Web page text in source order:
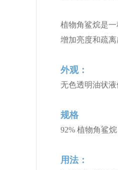
植物角鲨烷是
增加亮度和疏
外观：
无色透明油状液
规格
92% 植物角鲨烷
用法：